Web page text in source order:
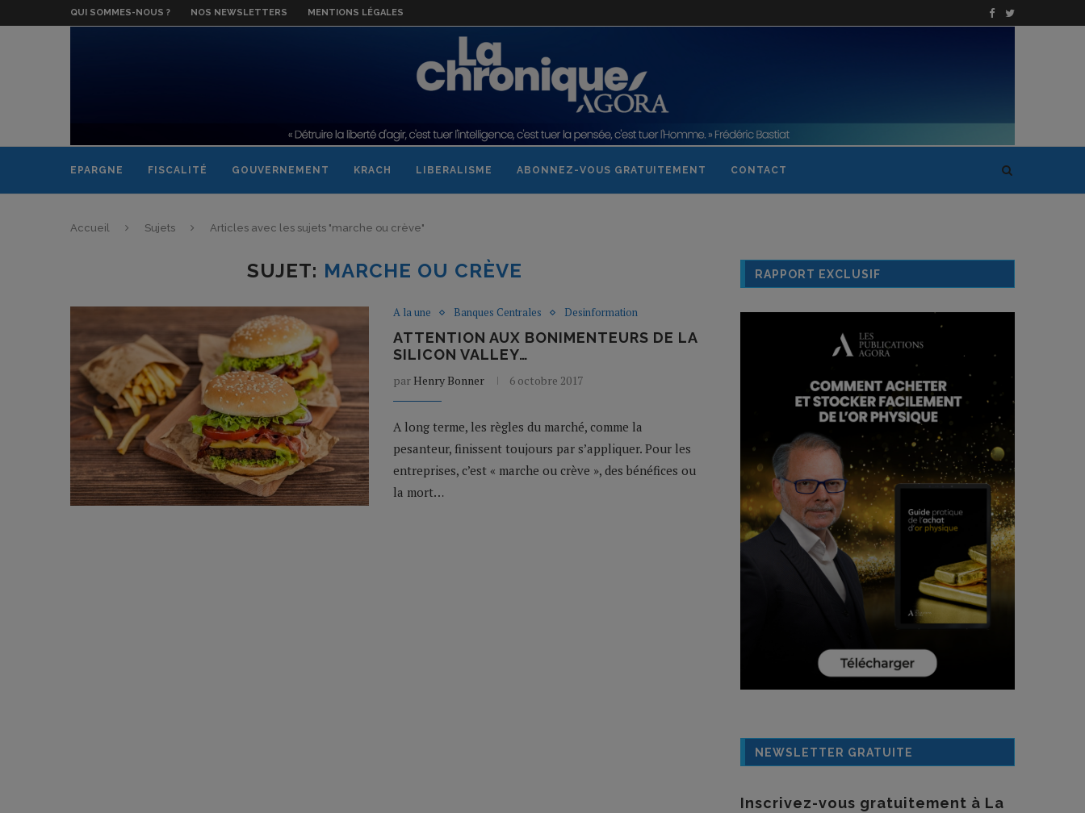
QUI SOMMES-NOUS ? NOS NEWSLETTERS MENTIONS LÉGALES
EPARGNE FISCALITÉ GOUVERNEMENT KRACH LIBERALISME ABONNEZ-VOUS GRATUITEMENT CONTACT
Accueil Sujets Articles avec les sujets "marche ou crève"
SUJET: MARCHE OU CRÈVE
A la une Banques Centrales Desinformation
ATTENTION AUX BONIMENTEURS DE LA
SILICON VALLEY…
par Henry Bonner 6 octobre 2017
A long terme, les règles du marché, comme la
pesanteur, finissent toujours par s’appliquer. Pour les
entreprises, c’est « marche ou crève », des bénéfices ou
la mort…
RAPPORT EXCLUSIF
NEWSLETTER GRATUITE
Inscrivez-vous gratuitement à La